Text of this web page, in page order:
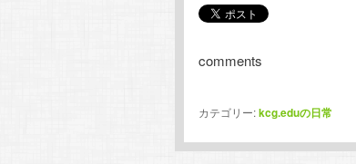
comments
カテゴリー:kcg.eduの日常